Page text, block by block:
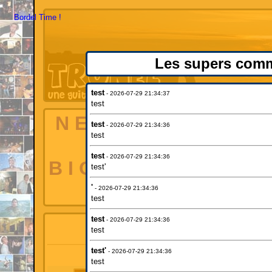
Bordel Time !
Les supers
test- 2026-07-29 21:34:37
test
test- 2026-07-29 21:34:36
test
test- 2026-07-29 21:34:36
test'
' - 2026-07-29 21:34:36
test
test- 2026-07-29 21:34:36
test
test' - 2026-07-29 21:34:36
test
N E W S-A L B U M S
O T O S-S
B I O G R A P H I E
O U R
LES NEWS